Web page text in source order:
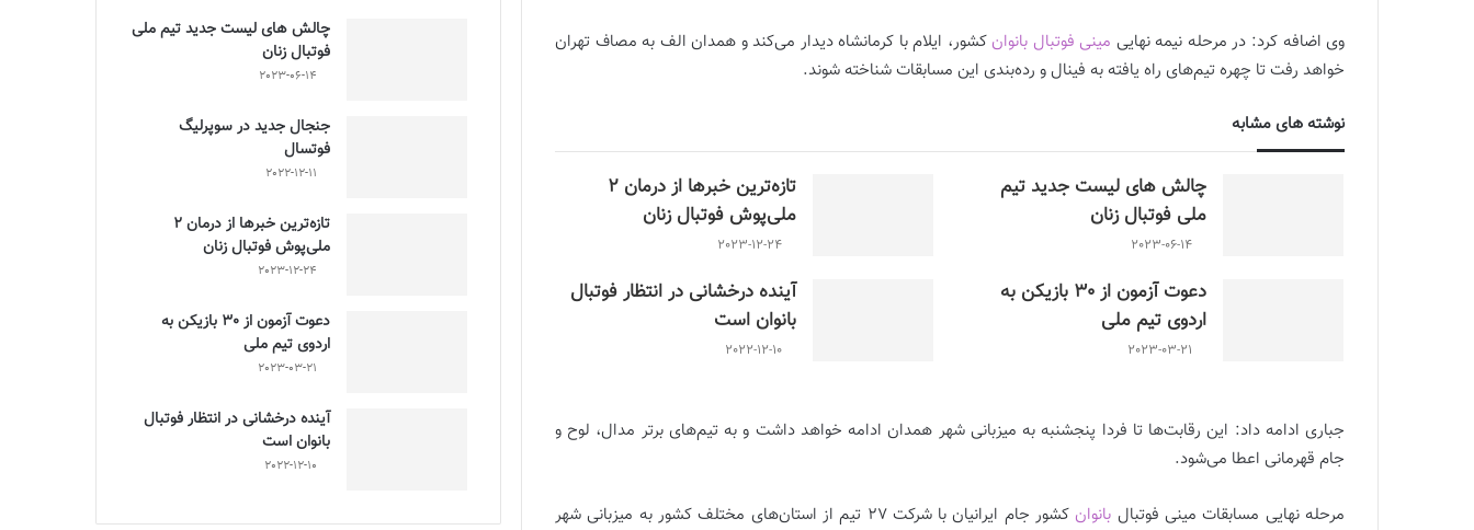
وی اضافه کرد: در مرحله نیمه نهایی مینی فوتبال بانوان کشور، ایلام با کرمانشاه دیدار می‌کند و همدان الف به مصاف تهران
خواهد رفت تا چهره تیم‌های راه یافته به فینال و رده‌بندی این مسابقات شناخته شوند.
نوشته های مشابه
چالش هاى ليست جدید تيم
ملى فوتبال زنان
2023-06-14
تازه‌ترین خبرها از درمان ۲
ملی‌پوش فوتبال زنان
2023-12-24
دعوت آزمون از 30 بازیکن به
اردوی تیم ملی
2023-03-21
آینده درخشانی در انتظار فوتبال
بانوان است
2022-12-10
جباری ادامه داد: این رقابت‌ها تا فردا پنجشنبه به میزبانی شهر همدان ادامه خواهد داشت و به تیم‌های برتر مدال، لوح و
جام قهرمانی اعطا می‌شود.
مرحله نهایی مسابقات مینی فوتبال بانوان
کشور جام ایرانیان با شرکت ۲۷ تیم از استان‌های مختلف کشور به میزبانی شهر
چالش هاى ليست جدید تيم ملى
فوتبال زنان
2023-06-14
جنجال جدید در سوپرلیگ
فوتسال
2022-12-11
تازه‌ترین خبرها از درمان ۲
ملی‌پوش فوتبال زنان
2023-12-24
دعوت آزمون از 30 بازیکن به
اردوی تیم ملی
2023-03-21
آینده درخشانی در انتظار فوتبال
بانوان است
2022-12-10